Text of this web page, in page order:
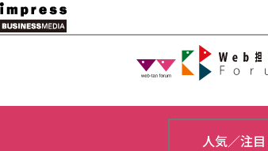
メ
イ
人気／注目